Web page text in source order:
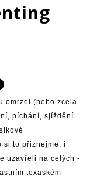
omrzel (nebo zcela
píchání, sjíždění
si to přiznejme, i
uzavřeli na celých -
texaském